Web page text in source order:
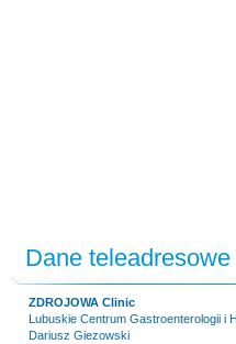
Dane teleadresowe
ZDROJOWA Clinic
Lubuskie Centrum Gastroenterologii i
Dariusz Giezowski